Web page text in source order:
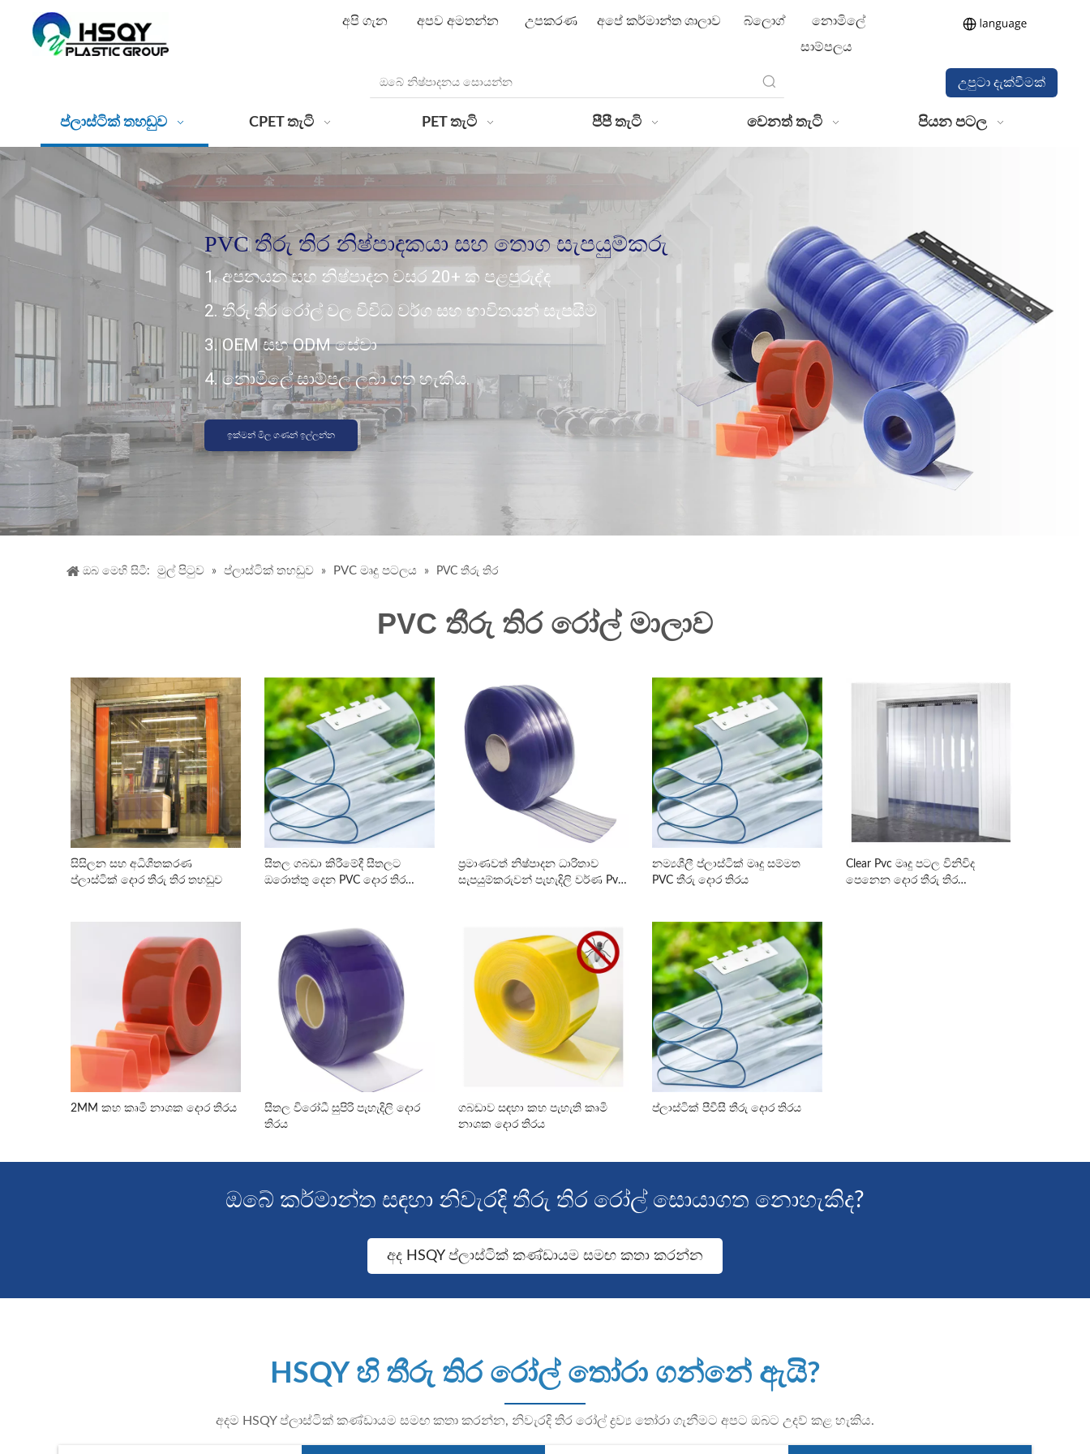
අපි ගැන අපව අමතන්න උපකරණ අපේ කර්මාන්ත ශාලාව බ්ලොග්
නොමිලේ
සාම්පලය
උපුටා දැක්වීමක්
ප්ලාස්ටික් තහඩුව CPET තැටි PET තැටි පීපී තැටි වෙනත් තැටි පියන පටල
PVC තීරු තිර නිෂ්පාදකයා සහ තොග සැපයුම්කරු
1. අපනයන සහ නිෂ්පාදන වසර 20+ ක පළපුරුද්ද
2. තීරු තිර රෝල් වල විවිධ වර්ග සහ භාවිතයන් සැපයීම
3. OEM සහ ODM සේවා
4. නොමිලේ සාම්පල ලබා ගත හැකිය.
ඉක්මන් මිල ගණන් ඉල්ලන්න
ඔබ මෙහි සිටී: මුල් පිටුව » ප්ලාස්ටික් තහඩුව » PVC මෘදු පටලය » PVC තීරු තිර
PVC තීරු තිර රෝල් මාලාව
සිසිලන සහ අධිශීතකරණ
ප්ලාස්ටික් දොර තීරු තිර තහඩුව
සීතල ගබඩා කිරීමේදී සීතලට
ඔරොත්තු දෙන PVC දොර තිර
ප්‍රමාණවත් නිෂ්පාදන ධාරිතාව
සැපයුම්කරුවන් පැහැදිලි වර්ණ Pvc
නම්‍යශීලී ප්ලාස්ටික් මෘදු සම්මත
PVC තීරු දොර තිරය
Clear Pvc මෘදු පටල විනිවිද
පෙනෙන දොර තීරු තිර
2MM කහ කෘමි නාශක දොර තිරය
සීතල විරෝධී සුපිරි පැහැදිලි දොර
තිරය
ගබඩාව සඳහා කහ පැහැති කෘමි
නාශක දොර තිරය
ප්ලාස්ටික් පීවීසී තීරු දොර තිරය
ඔබේ කර්මාන්ත සඳහා නිවැරදි තීරු තිර රෝල් සොයාගත නොහැකිද?
අද HSQY ප්ලාස්ටික් කණ්ඩායම සමඟ කතා කරන්න
HSQY හි තීරු තිර රෝල් තෝරා ගන්නේ ඇයි?
අදම HSQY ප්ලාස්ටික් කණ්ඩායම සමඟ කතා කරන්න, නිවැරදි තිර රෝල් ද්‍රව්‍ය තෝරා ගැනීමට අපට ඔබට උදව් කළ හැකිය.